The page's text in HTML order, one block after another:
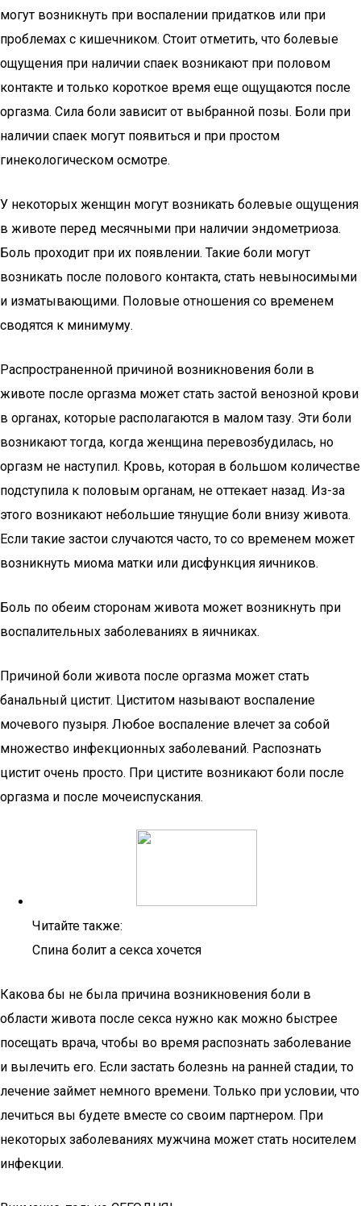
могут возникнуть при воспалении придатков или при
проблемах с кишечником. Стоит отметить, что болевые
ощущения при наличии спаек возникают при половом
контакте и только короткое время еще ощущаются после
оргазма. Сила боли зависит от выбранной позы. Боли при
наличии спаек могут появиться и при простом
гинекологическом осмотре.
У некоторых женщин могут возникать болевые ощущения
в животе перед месячными при наличии эндометриоза.
Боль проходит при их появлении. Такие боли могут
возникать после полового контакта, стать невыносимыми
и изматывающими. Половые отношения со временем
сводятся к минимуму.
Распространенной причиной возникновения боли в
животе после оргазма может стать застой венозной крови
в органах, которые располагаются в малом тазу. Эти боли
возникают тогда, когда женщина перевозбудилась, но
оргазм не наступил. Кровь, которая в большом количестве
подступила к половым органам, не оттекает назад. Из-за
этого возникают небольшие тянущие боли внизу живота.
Если такие застои случаются часто, то со временем может
возникнуть миома матки или дисфункция яичников.
Боль по обеим сторонам живота может возникнуть при
воспалительных заболеваниях в яичниках.
Причиной боли живота после оргазма может стать
банальный цистит. Циститом называют воспаление
мочевого пузыря. Любое воспаление влечет за собой
множество инфекционных заболеваний. Распознать
цистит очень просто. При цистите возникают боли после
оргазма и после мочеиспускания.
Читайте также:
Спина болит а секса хочется
Какова бы не была причина возникновения боли в
области живота после секса нужно как можно быстрее
посещать врача, чтобы во время распознать заболевание
и вылечить его. Если застать болезнь на ранней стадии, то
лечение займет немного времени. Только при условии, что
лечиться вы будете вместе со своим партнером. При
некоторых заболеваниях мужчина может стать носителем
инфекции.